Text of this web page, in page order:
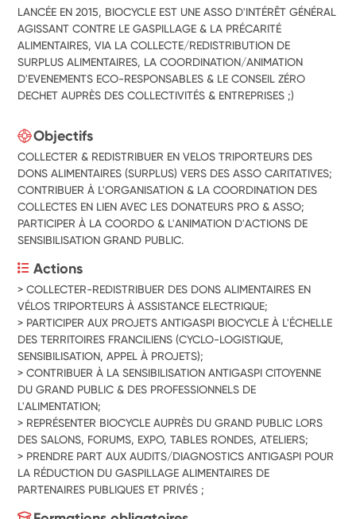
LANCÉE EN 2015, BIOCYCLE EST UNE ASSO D'INTÉRÊT GÉNÉRAL
AGISSANT CONTRE LE GASPILLAGE & LA PRÉCARITÉ
ALIMENTAIRES, VIA LA COLLECTE/REDISTRIBUTION DE
SURPLUS ALIMENTAIRES, LA COORDINATION/ANIMATION
D'EVENEMENTS ECO-RESPONSABLES & LE CONSEIL ZÉRO
DECHET AUPRÈS DES COLLECTIVITÉS & ENTREPRISES ;)
Objectifs
COLLECTER & REDISTRIBUER EN VELOS TRIPORTEURS DES
DONS ALIMENTAIRES (SURPLUS) VERS DES ASSO CARITATIVES;
CONTRIBUER À L'ORGANISATION & LA COORDINATION DES
COLLECTES EN LIEN AVEC LES DONATEURS PRO & ASSO;
PARTICIPER À LA COORDO & L'ANIMATION D'ACTIONS DE
SENSIBILISATION GRAND PUBLIC.
Actions
> COLLECTER-REDISTRIBUER DES DONS ALIMENTAIRES EN
VÉLOS TRIPORTEURS À ASSISTANCE ELECTRIQUE;
> PARTICIPER AUX PROJETS ANTIGASPI BIOCYCLE À L'ÉCHELLE
DES TERRITOIRES FRANCILIENS (CYCLO-LOGISTIQUE,
SENSIBILISATION, APPEL À PROJETS);
> CONTRIBUER À LA SENSIBILISATION ANTIGASPI CITOYENNE
DU GRAND PUBLIC & DES PROFESSIONNELS DE
L'ALIMENTATION;
> REPRÉSENTER BIOCYCLE AUPRÈS DU GRAND PUBLIC LORS
DES SALONS, FORUMS, EXPO, TABLES RONDES, ATELIERS;
> PRENDRE PART AUX AUDITS/DIAGNOSTICS ANTIGASPI POUR
LA RÉDUCTION DU GASPILLAGE ALIMENTAIRES DE
PARTENAIRES PUBLIQUES ET PRIVÉS ;